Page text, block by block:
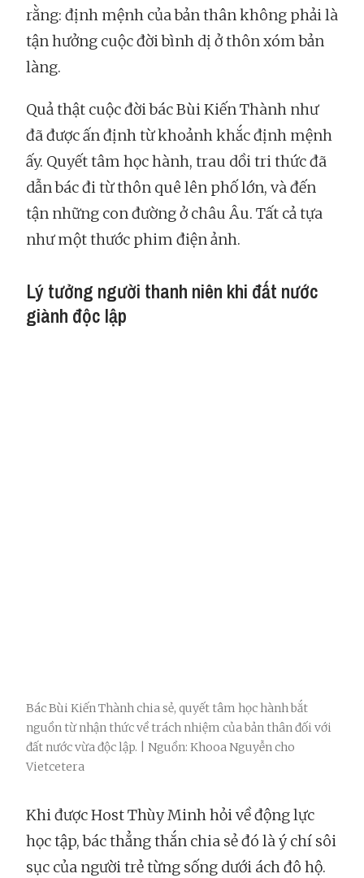
rằng: định mệnh của bản thân không phải là
tận hưởng cuộc đời bình dị ở thôn xóm bản
làng.
Quả thật cuộc đời bác Bùi Kiến Thành như
đã được ấn định từ khoảnh khắc định mệnh
ấy. Quyết tâm học hành, trau dồi tri thức đã
dẫn bác đi từ thôn quê lên phố lớn, và đến
tận những con đường ở châu Âu. Tất cả tựa
như một thước phim điện ảnh.
Lý tưởng người thanh niên khi đất nước
giành độc lập
Bác Bùi Kiến Thành chia sẻ, quyết tâm học hành bắt
nguồn từ nhận thức về trách nhiệm của bản thân đối với
đất nước vừa độc lập. | Nguồn: Khooa Nguyễn cho
Vietcetera
Khi được Host Thùy Minh hỏi về động lực
học tập, bác thẳng thắn chia sẻ đó là ý chí sôi
sục của người trẻ từng sống dưới ách đô hộ.